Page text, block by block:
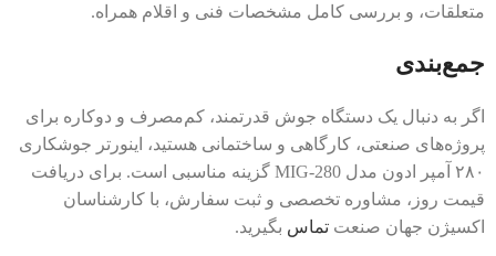
متعلقات، و بررسی کامل مشخصات فنی و اقلام همراه.
جمع‌بندی
اگر به دنبال یک دستگاه جوش قدرتمند، کم‌مصرف و دوکاره برای
پروژه‌های صنعتی، کارگاهی و ساختمانی هستید، اینورتر جوشکاری
۲۸۰ آمپر ادون مدل MIG-280 گزینه مناسبی است. برای دریافت
قیمت روز، مشاوره تخصصی و ثبت سفارش، با کارشناسان
اکسیژن جهان صنعت تماس بگیرید.